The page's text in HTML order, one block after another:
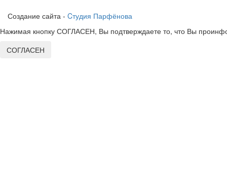
Создание сайта - Cтудия Парфёнова
Нажимая кнопку СОГЛАСЕН, Вы подтверждаете то, что Вы
СОГЛАСЕН